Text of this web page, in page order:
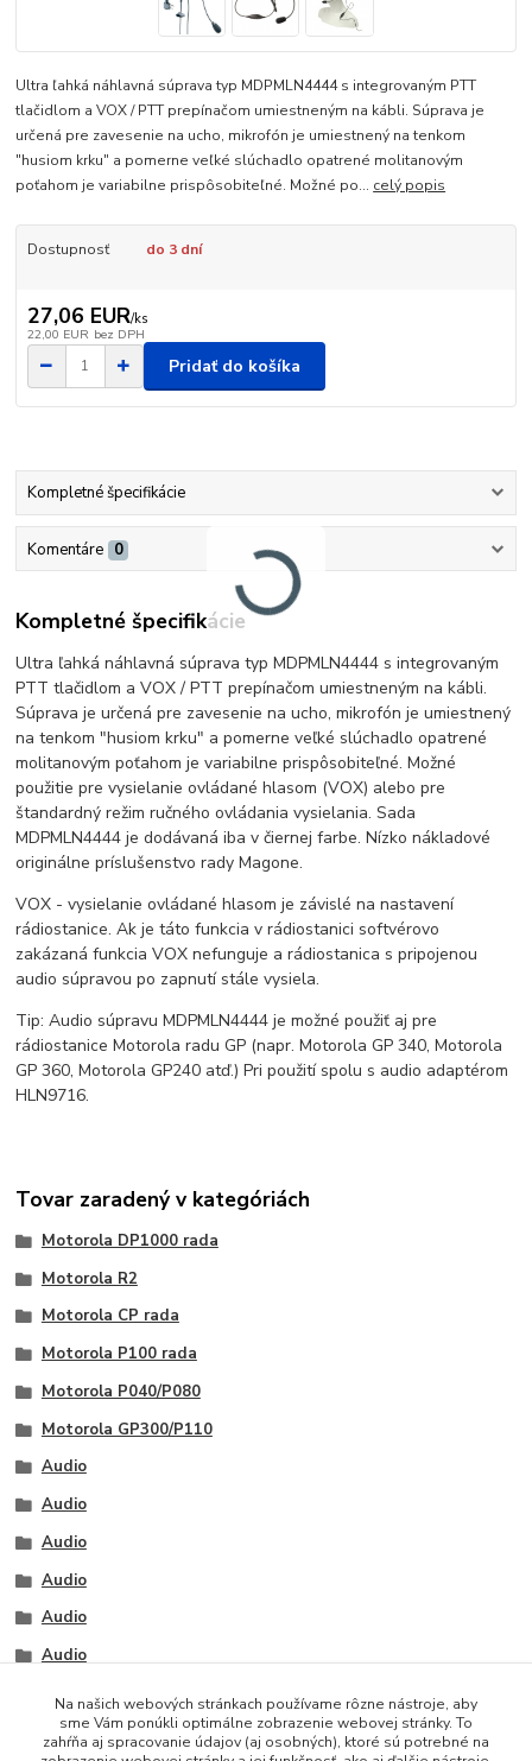
Ultra ľahká náhlavná súprava typ MDPMLN4444 s integrovaným PTT
tlačidlom a VOX / PTT prepínačom umiestneným na kábli. Súprava je
určená pre zavesenie na ucho, mikrofón je umiestnený na tenkom
"husiom krku" a pomerne veľké slúchadlo opatrené molitanovým
poťahom je variabilne prispôsobiteľné. Možné po... celý popis
Dostupnosť do 3 dní
27,06 EUR/ks
22,00 EUR bez DPH
Pridať do košíka
Kompletné špecifikácie
Komentáre 0
Kompletné špecifikácie
Ultra ľahká náhlavná súprava typ MDPMLN4444 s integrovaným
PTT tlačidlom a VOX / PTT prepínačom umiestneným na kábli.
Súprava je určená pre zavesenie na ucho, mikrofón je umiestnený
na tenkom "husiom krku" a pomerne veľké slúchadlo opatrené
molitanovým poťahom je variabilne prispôsobiteľné. Možné
použitie pre vysielanie ovládané hlasom (VOX) alebo pre
štandardný režim ručného ovládania vysielania. Sada
MDPMLN4444 je dodávaná iba v čiernej farbe. Nízko nákladové
originálne príslušenstvo rady Magone.
VOX - vysielanie ovládané hlasom je závislé na nastavení
rádiostanice. Ak je táto funkcia v rádiostanici softvérovo
zakázaná funkcia VOX nefunguje a rádiostanica s pripojenou
audio súpravou po zapnutí stále vysiela.
Tip: Audio súpravu MDPMLN4444 je možné použiť aj pre
rádiostanice Motorola radu GP (napr. Motorola GP 340, Motorola
GP 360, Motorola GP240 atď.) Pri použití spolu s audio adaptérom
HLN9716.
Tovar zaradený v kategóriách
Motorola DP1000 rada
Motorola R2
Motorola CP rada
Motorola P100 rada
Motorola P040/P080
Motorola GP300/P110
Audio
Audio
Audio
Audio
Audio
Audio
Na našich webových stránkach používame rôzne nástroje, aby
sme Vám ponúkli optimálne zobrazenie webovej stránky. To
zahŕňa aj spracovanie údajov (aj osobných), ktoré sú potrebné na